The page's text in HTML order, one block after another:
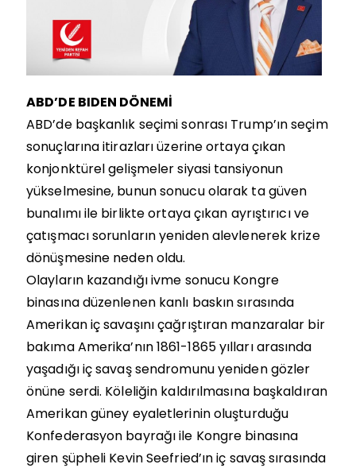
ABD’DE BIDEN DÖNEMİ
ABD’de başkanlık seçimi sonrası Trump’ın seçim
sonuçlarına itirazları üzerine ortaya çıkan
konjonktürel gelişmeler siyasi tansiyonun
yükselmesine, bunun sonucu olarak ta güven
bunalımı ile birlikte ortaya çıkan ayrıştırıcı ve
çatışmacı sorunların yeniden alevlenerek krize
dönüşmesine neden oldu.
Olayların kazandığı ivme sonucu Kongre
binasına düzenlenen kanlı baskın sırasında
Amerikan iç savaşını çağrıştıran manzaralar bir
bakıma Amerika’nın1861-1865yılları arasında
yaşadığı iç savaş sendromunu yeniden gözler
önüne serdi. Köleliğin kaldırılmasına başkaldıran
Amerikan güney eyaletlerinin oluşturduğu
Konfederasyon bayrağı ile Kongre binasına
giren şüpheli Kevin Seefried’ın iç savaş sırasında